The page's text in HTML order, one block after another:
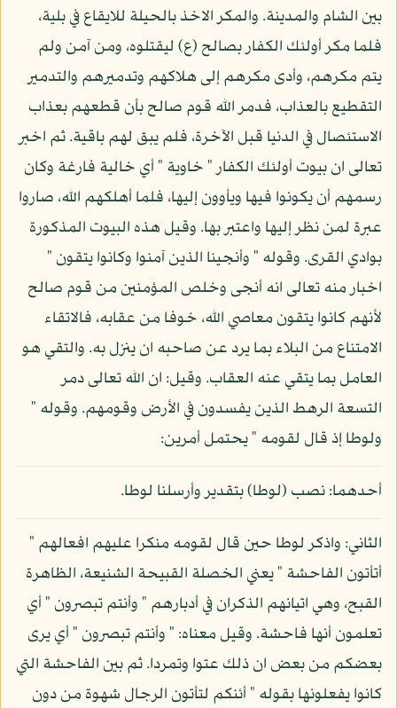
بين الشام والمدينة. والمكر الاخذ بالحيلة للايقاع في بلية،
فلما مكر أولئك الكفار بصالح (ع) ليقتلوه، ومن آمن ولم
يتم مكرهم، وأدى مكرهم إلى هلاكهم وتدميرهم والتدمير
التقطيع بالعذاب، فدمر الله قوم صالح بأن قطعهم بعذاب
الاستئصال في الدنيا قبل الآخرة، فلم يبق لهم باقية. ثم اخبر
تعالى ان بيوت أولئك الكفار " خاوية " أي خالية فارغة وكان
رسمهم أن يكونوا فيها ويأوون إليها، فلما أهلكهم الله، صاروا
عبرة لمن نظر إليها واعتبر بها. وقيل هذه البيوت المذكورة
بوادي القرى. وقوله " وأنجينا الذين آمنوا وكانوا يتقون "
اخبار منه تعالى انه أنجى وخلص المؤمنين من قوم صالح
لأنهم كانوا يتقون معاصي الله، خوفا من عقابه، فالاتقاء
الامتناع من البلاء بما يرد عن صاحبه ان ينزل به. والتقي هو
العامل بما يتقي عنه العقاب. وقيل: ان الله تعالى دمر
التسعة الرهط الذين يفسدون في الأرض وقومهم. وقوله "
ولوطا إذ قال لقومه " يحتمل أمرين:
أحدهما: نصب (لوطا) بتقدير وأرسلنا لوطا.
الثاني: واذكر لوطا حين قال لقومه منكرا عليهم افعالهم "
أتأتون الفاحشة " يعني الخصلة القبيحة الشنيعة، الظاهرة
القبح، وهي اتيانهم الذكران في أدبارهم " وأنتم تبصرون " أي
تعلمون أنها فاحشة. وقيل معناه: " وأنتم تبصرون " أي يرى
بعضكم من بعض ان ذلك عتوا وتمردا. ثم بين الفاحشة التي
كانوا يفعلونها بقوله " أئنكم لتأتون الرجال شهوة من دون